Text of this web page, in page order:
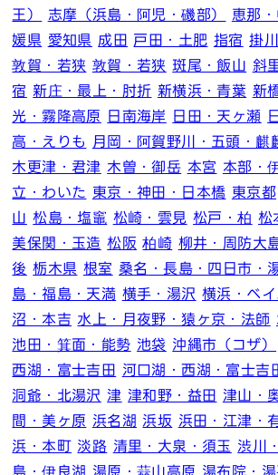
王）
志摩（浜島・阿児・磯部） 恵那
媛県 愛知県 成田 戸田・土肥 指宿 掛川
敦賀・若狭 敦賀・若狭 斑尾・飯山 斜
宿 新庄・最上・肘折 新横浜・青葉 新
光・霧降高原 日南海岸 日田・天ヶ瀬
高・えりも
月岡・阿賀野川・五頭・麒
木更津・君津 木曽・御岳 本宮 本部・
立・わいた 東京・神田・日本橋 東京都
山 松島・塩竈 松崎・雲見 松戸・柏 松
美保関・玉造 松阪 柏崎 柳井・周防大
後 栃木県 根室 桑名・長島・四日市・
島・福島・天満 横手・湯沢 横浜・ベ
沼・本吉 水上・月夜野・猿ヶ京・法師
池田・箕面・能勢 池袋 沖縄市（コザ）
西湖・富士吉田 河口湖・西湖・富士吉
洞爺・北湯沢 津 津和野・益田 津山・
間・美ヶ原 浜名湖 浜坂 浜田・江津・
浜・本町 淡路 清里・大泉・須玉 渋川
島・伊良湖 湯原・蒜山高原 湯布院・